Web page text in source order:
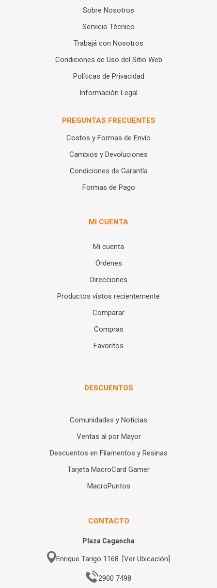
Sobre Nosotros
Servicio Técnico
Trabajá con Nosotros
Condiciones de Uso del Sitio Web
Políticas de Privacidad
Información Legal
PREGUNTAS FRECUENTES
Costos y Formas de Envío
Cambios y Devoluciones
Condiciones de Garantía
Formas de Pago
MI CUENTA
Mi cuenta
Órdenes
Direcciones
Productos vistos recientemente
Comparar
Compras
Favoritos
DESCUENTOS
Comunidades y Noticias
Ventas al por Mayor
Descuentos en Filamentos y Resinas
Tarjeta MacroCard Gamer
MacroPuntos
CONTACTO
Plaza Cagancha
Enrique Tarigo 1168. [Ver Ubicación]
2900 7498